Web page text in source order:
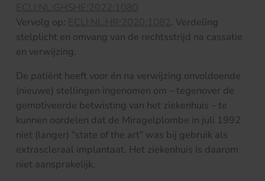
ECLI:NL:GHSHE:2022:1080
Vervolg op: ECLI:NL:HR:2020:1082. Verdeling
stelplicht en omvang van de rechtsstrijd na cassatie
en verwijzing.
De patiënt heeft voor én na verwijzing onvoldoende
(nieuwe) stellingen ingenomen om – tegenover de
gemotiveerde betwisting van het ziekenhuis – te
kunnen oordelen dat de Miragelplombe in juli 1992
niet (langer) “state of the art” was bij gebruik als
extrascleraal implantaat. Het ziekenhuis is daarom
niet aansprakelijk.